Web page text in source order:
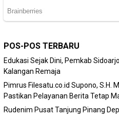
POS-POS TERBARU
Edukasi Sejak Dini, Pemkab
Kalangan Remaja
Pimrus Filesatu.co.id Supono, S.H.
Pastikan Pelayanan Berita Tetap
Rudenim Pusat Tanjung Pinang